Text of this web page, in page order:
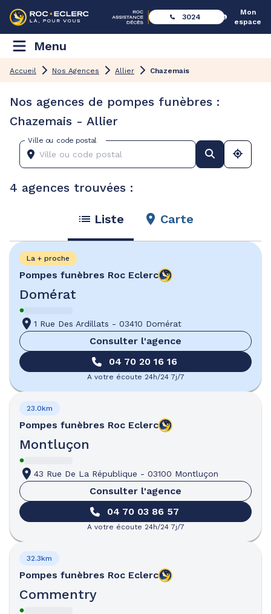
3024
Mon
espace
Menu
Accueil Nos Agences Allier Chazemais
Nos agences de pompes funèbres :
Chazemais - Allier
Ville ou code postal
4 agences trouvées :
Liste Carte
Pompes funèbres Roc Eclerc
Domérat
La + proche
1 Rue Des Ardillats - 03410 Domérat
Consulter l'agence
04 70 20 16 16
A votre écoute 24h/24 7j/7
Pompes funèbres Roc Eclerc
Montluçon
23.0km
43 Rue De La République - 03100 Montluçon
Consulter l'agence
04 70 03 86 57
A votre écoute 24h/24 7j/7
Pompes funèbres Roc Eclerc
Commentry
32.3km